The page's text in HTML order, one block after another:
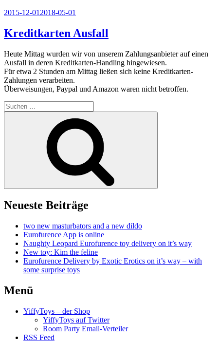
Veröffentlicht
2015-12-01 2018-05-01
Kreditkarten Ausfall
Heute Mittag wurden wir von unserem Zahlungsanbieter auf einen
Ausfall in deren Kreditkarten-Handling hingewiesen.
Für etwa 2 Stunden am Mittag ließen sich keine Kreditkarten-
Zahlungen verarbeiten.
Überweisungen, Paypal und Amazon waren nicht betroffen.
Suchen
nach:
Neueste Beiträge
two new masturbators and a new dildo
Eurofurence App is online
Naughty Leopard Eurofurence toy delivery on it’s way
New toy: Kim the feline
Eurofurence Delivery by Exotic Erotics on it’s way – with
some surprise toys
Menü
YiffyToys – der Shop
YiffyToys auf Twitter
Room Party Email-Verteiler
RSS Feed